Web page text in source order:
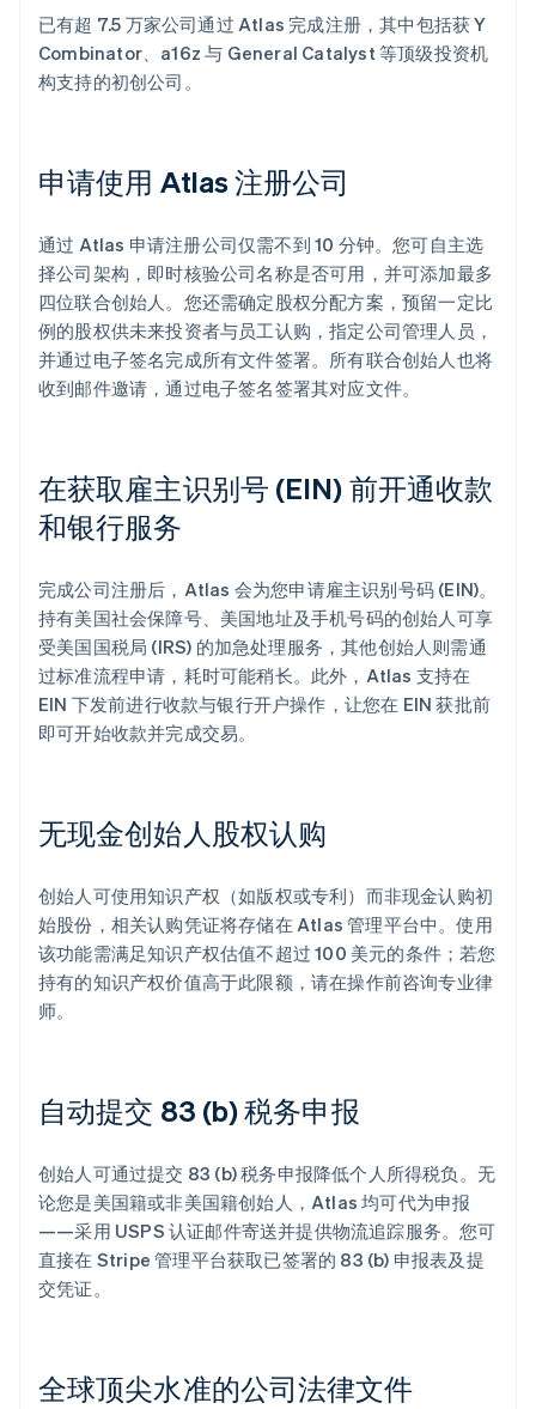
已有超 7.5 万家公司通过 Atlas 完成注册，其中包括获 Y
Combinator、a16z 与 General Catalyst 等顶级投资机
构支持的初创公司。
申请使用 Atlas 注册公司
通过 Atlas 申请注册公司仅需不到 10 分钟。您可自主选
择公司架构，即时核验公司名称是否可用，并可添加最多
四位联合创始人。您还需确定股权分配方案，预留一定比
例的股权供未来投资者与员工认购，指定公司管理人员，
并通过电子签名完成所有文件签署。所有联合创始人也将
收到邮件邀请，通过电子签名签署其对应文件。
在获取雇主识别号 (EIN) 前开通收款
和银行服务
完成公司注册后，Atlas 会为您申请雇主识别号码 (EIN)。
持有美国社会保障号、美国地址及手机号码的创始人可享
受美国国税局 (IRS) 的加急处理服务，其他创始人则需通
过标准流程申请，耗时可能稍长。此外，Atlas 支持在
EIN 下发前进行收款与银行开户操作，让您在 EIN 获批前
即可开始收款并完成交易。
无现金创始人股权认购
创始人可使用知识产权（如版权或专利）而非现金认购初
始股份，相关认购凭证将存储在 Atlas 管理平台中。使用
该功能需满足知识产权估值不超过 100 美元的条件；若您
持有的知识产权价值高于此限额，请在操作前咨询专业律
师。
自动提交 83 (b) 税务申报
创始人可通过提交 83 (b) 税务申报降低个人所得税负。无
论您是美国籍或非美国籍创始人，Atlas 均可代为申报
——采用 USPS 认证邮件寄送并提供物流追踪服务。您可
直接在 Stripe 管理平台获取已签署的 83 (b) 申报表及提
交凭证。
全球顶尖水准的公司法律文件